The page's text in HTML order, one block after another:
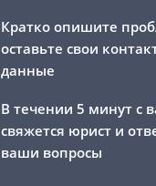
Кратко опишите
оставьте свои
данные
В течении 5 минут с
свяжется юрист и
ваши вопросы